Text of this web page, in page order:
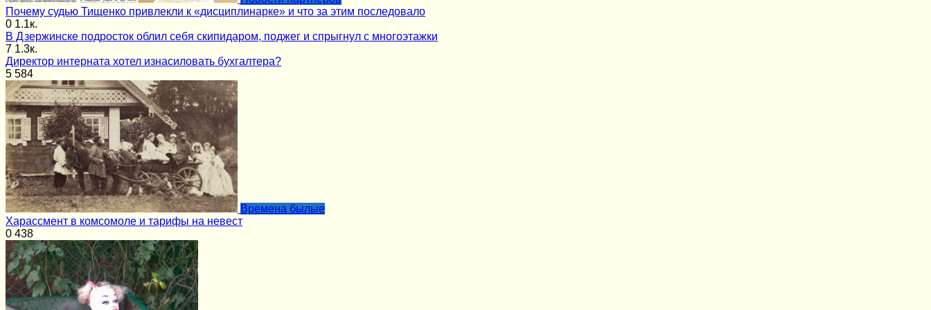
Почему судью Тищенко привлекли к «дисциплинарке» и что за этим последовало
0 1.1к.
В Дзержинске подросток облил себя скипидаром, поджег и спрыгнул с многоэтажки
7 1.3к.
Директор интерната хотел изнасиловать бухгалтера?
5 584
Времена былые
Харассмент в комсомоле и тарифы на невест
0 438